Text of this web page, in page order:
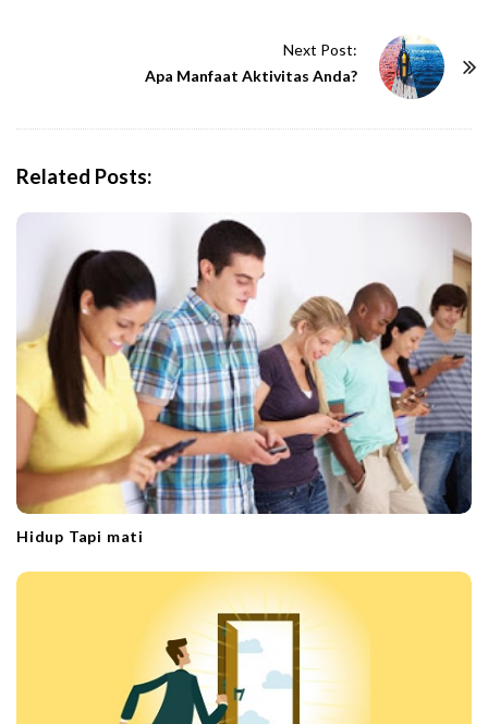
Next Post:
Apa Manfaat Aktivitas Anda?
Related Posts:
Hidup Tapi mati